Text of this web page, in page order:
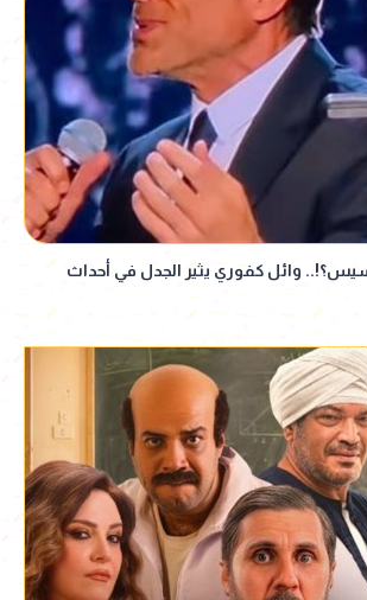
وائل كفوري يثير الجدل في أحداث